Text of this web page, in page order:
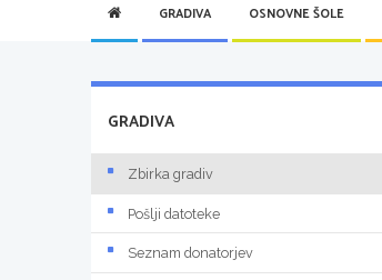
GRADIVA OSNOVNE ŠOLE
GRADIVA
Zbirka gradiv
Pošlji datoteke
Seznam donatorjev